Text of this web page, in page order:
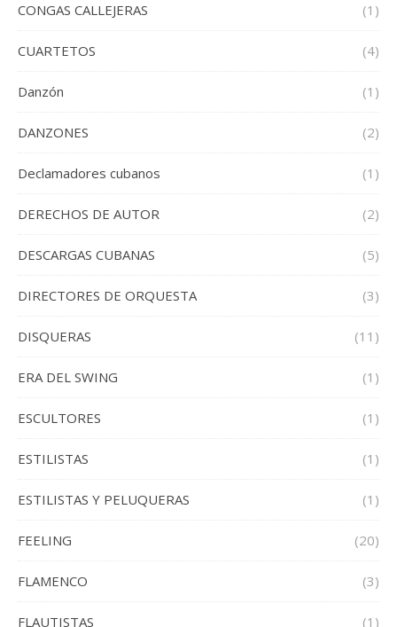
CONGAS CALLEJERAS (1)
CUARTETOS (4)
Danzón (1)
DANZONES (2)
Declamadores cubanos (1)
DERECHOS DE AUTOR (2)
DESCARGAS CUBANAS (5)
DIRECTORES DE ORQUESTA (3)
DISQUERAS (11)
ERA DEL SWING (1)
ESCULTORES (1)
ESTILISTAS (1)
ESTILISTAS Y PELUQUERAS (1)
FEELING (20)
FLAMENCO (3)
FLAUTISTAS (1)